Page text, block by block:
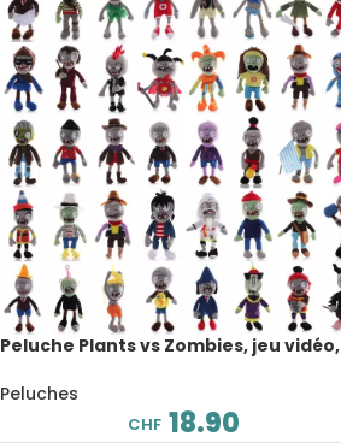
Peluche Plants vs Zombies, jeu vidéo,
Peluches
CHF 18.90